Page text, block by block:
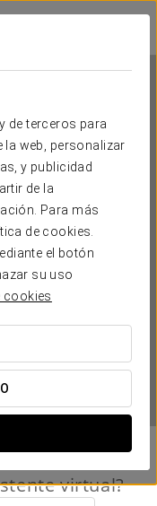
de terceros para
web, personalizar
y publicidad
de la
Para más
de cookies.
el botón
su uso
cookies
virtual?